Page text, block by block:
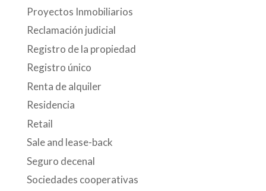
Proyectos Inmobiliarios
Reclamación judicial
Registro de la propiedad
Registro único
Renta de alquiler
Residencia
Retail
Sale and lease-back
Seguro decenal
Sociedades cooperativas